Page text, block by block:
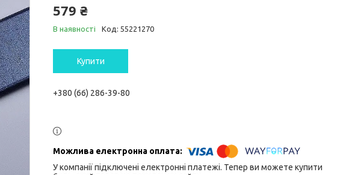
579 ₴
В наявності Код: 55221270
Купити
+380 (66) 286-39-80
У компанії підключені електронні платежі. Тепер ви можете купити